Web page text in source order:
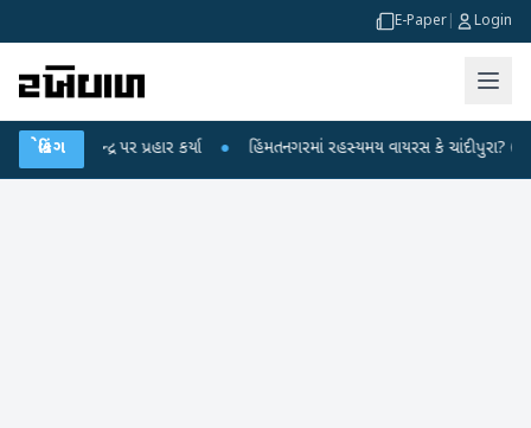
E-Paper Login
બ્રેકિંગ
પર પ્રહાર કર્યા ● હિંમતનગરમાં રહસ્યમય વાયરસ કે ચાંદીપુરા? 6 બાળકોના